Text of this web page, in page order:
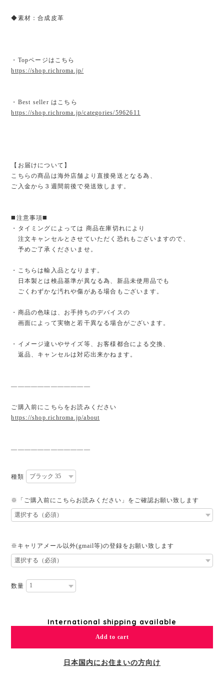
◆素材：合成皮革
・Topページはこちら
https://shop.richroma.jp/
・Best seller はこちら
https://shop.richroma.jp/categories/5962611
【お届けについて】
こちらの商品は海外店舗より直接発送となる為、
ご入金から３週間前後で発送致します。
◼️注意事項◼️
・タイミングによっては 商品在庫切れにより
注文キャンセルとさせていただく恐れもございますので、
予めご了承くださいませ。
・こちらは輸入品となります。
日本製とは検品基準が異なる為、新品未使用品でも
ごくわずかな汚れや傷がある場合もございます。
・商品の色味は、お手持ちのデバイスの
画面によって実物と若干異なる場合がございます。
・イメージ違いやサイズ等、お客様都合による交換、
返品、キャンセルは対応出来かねます。
————————————
ご購入前にこちらをお読みください
https://shop.richroma.jp/about
————————————
種類
※「ご購入前にこちらお読みください」をご確認お願い致します
※キャリアメール以外(gmail等)の登録をお願い致します
数量
International shipping available
Add to cart
日本国内にお住まいの方向け